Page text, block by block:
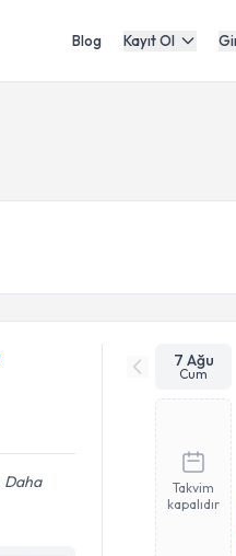
Blog Kayıt Ol
Daha
7 Ağu
Cum
Takvim
kapalıdır